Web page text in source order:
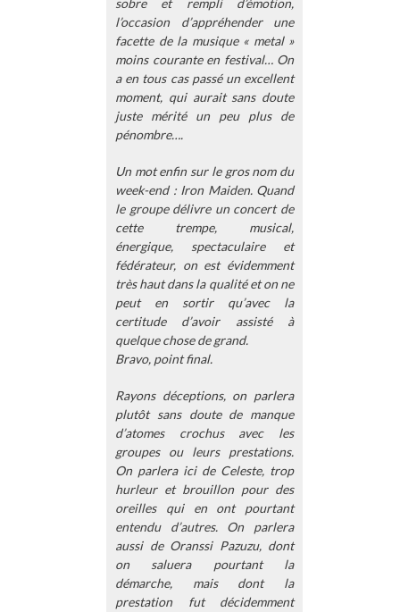
sobre et rempli d’émotion,
l’occasion d’appréhender une
facette de la musique « metal »
moins courante en festival… On
a en tous cas passé un excellent
moment, qui aurait sans doute
juste mérité un peu plus de
pénombre….
Un mot enfin sur le gros nom du
week-end : Iron Maiden. Quand
le groupe délivre un concert de
cette trempe, musical,
énergique, spectaculaire et
fédérateur, on est évidemment
très haut dans la qualité et on ne
peut en sortir qu’avec la
certitude d’avoir assisté à
quelque chose de grand.
Bravo, point final.
Rayons déceptions, on parlera
plutôt sans doute de manque
d’atomes crochus avec les
groupes ou leurs prestations.
On parlera ici de Celeste, trop
hurleur et brouillon pour des
oreilles qui en ont pourtant
entendu d’autres. On parlera
aussi de Oranssi Pazuzu, dont
on saluera pourtant la
démarche, mais dont la
prestation fut décidemment